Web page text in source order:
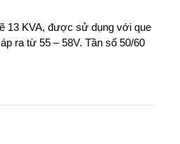
13 KVA, được sử dụng với que
ra từ 55 – 58V. Tần số 50/60